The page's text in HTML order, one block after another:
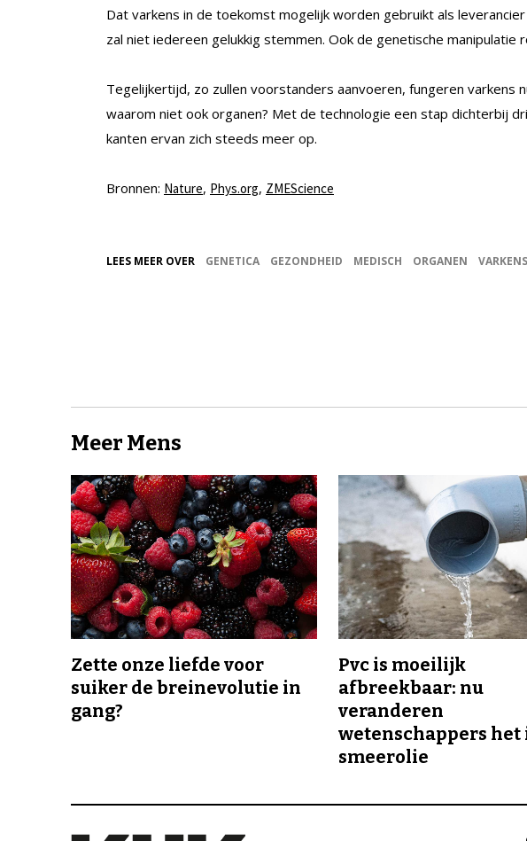
Dat varkens in de toekomst mogelijk worden gebruikt als leverancier
zal niet iedereen gelukkig stemmen. Ook de genetische manipulatie
Tegelijkertijd, zo zullen voorstanders aanvoeren, fungeren varkens
waarom niet ook organen? Met de technologie een stap dichterbij
kanten ervan zich steeds meer op.
Bronnen: Nature, Phys.org, ZMEScience
LEES MEER OVER GENETICA GEZONDHEID MEDISCH ORGANEN VARKENS
Meer Mens
Zette onze liefde voor
suiker de breinevolutie in
gang?
Pvc is moeilijk
afbreekbaar: nu
veranderen
wetenschappers het
smeerolie